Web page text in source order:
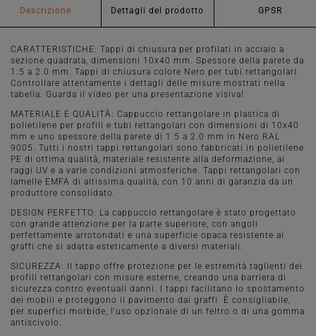
Descrizione Dettagli del prodotto GPSR
CARATTERISTICHE: Tappi di chiusura per profilati in acciaio a
sezione quadrata, dimensioni 10x40 mm. Spessore della parete da
1.5 a 2.0 mm. Tappi di chiusura colore Nero per tubi rettangolari.
Controllare attentamente i dettagli delle misure mostrati nella
tabella. Guarda il video per una presentazione visiva!
MATERIALE E QUALITÀ: Cappuccio rettangolare in plastica di
polietilene per profili e tubi rettangolari con dimensioni di 10x40
mm e uno spessore della parete di 1.5 a 2.0 mm in Nero RAL
9005. Tutti i nostri tappi rettangolari sono fabbricati in polietilene
PE di ottima qualità, materiale resistente alla deformazione, ai
raggi UV e a varie condizioni atmosferiche. Tappi rettangolari con
lamelle EMFA di altissima qualità, con 10 anni di garanzia da un
produttore consolidato.
DESIGN PERFETTO: La cappuccio rettangolare è stato progettato
con grande attenzione per la parte superiore, con angoli
perfettamente arrotondati e una superficie opaca resistente ai
graffi che si adatta esteticamente a diversi materiali.
SICUREZZA: Il tappo offre protezione per le estremità taglienti dei
profili rettangolari con misure esterne, creando una barriera di
sicurezza contro eventuali danni. I tappi facilitano lo spostamento
dei mobili e proteggono il pavimento dai graffi. È consigliabile,
per superfici morbide, l'uso opzionale di un feltro o di una gomma
antiscivolo.